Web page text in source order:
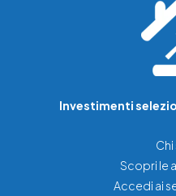
Investimenti
Scopri le
Accedi ai